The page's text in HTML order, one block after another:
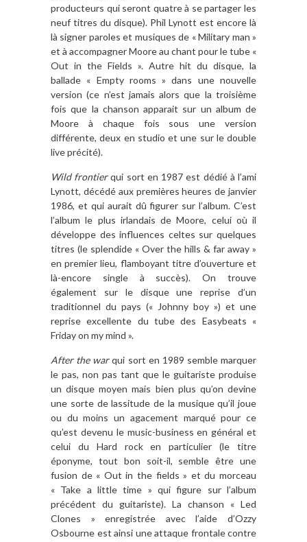
producteurs qui seront quatre à se partager les
neuf titres du disque). Phil Lynott est encore là
là signer paroles et musiques de « Military man »
et à accompagner Moore au chant pour le tube «
Out in the Fields ». Autre hit du disque, la
ballade « Empty rooms » dans une nouvelle
version (ce n’est jamais alors que la troisième
fois que la chanson apparait sur un album de
Moore à chaque fois sous une version
différente, deux en studio et une sur le double
live précité).
Wild frontierqui sort en 1987 est dédié à l’ami
Lynott, décédé aux premières heures de janvier
1986, et qui aurait dû figurer sur l’album. C’est
l’album le plus irlandais de Moore, celui où il
développe des influences celtes sur quelques
titres (le splendide « Over the hills & far away »
en premier lieu, flamboyant titre d’ouverture et
là-encore single à succès). On trouve
également sur le disque une reprise d’un
traditionnel du pays (« Johnny boy ») et une
reprise excellente du tube des Easybeats «
Friday on my mind ».
After the warqui sort en 1989 semble marquer
le pas, non pas tant que le guitariste produise
un disque moyen mais bien plus qu’on devine
une sorte de lassitude de la musique qu’il joue
ou du moins un agacement marqué pour ce
qu’est devenu le music-business en général et
celui du Hard rock en particulier (le titre
éponyme, tout bon soit-il, semble être une
fusion de « Out in the fields » et du morceau
« Take a little time » qui figure sur l’album
précédent du guitariste). La chanson « Led
Clones » enregistrée avec l’aide d’Ozzy
Osbourne est ainsi une attaque frontale contre